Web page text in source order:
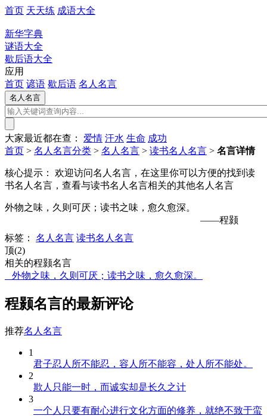
首页 天天练 成语大全
新华字典
谜语大全
歇后语大全
应用
首页 谚语 歇后语 名人名言
大家最近都在查： 爱情 汗水 生命 成功
首页 > 名人名言分类 > 名人名言 > 读书名人名言 > 名言详情
核心提示：
欢迎访问名人名言，在这里你可以方便的找到读
书名人名言，查看与读书名人名言相关的其他名人名言
外物之味，久则可厌；读书之味，愈久愈深。
——程颢
标签：
名人名言 读书名人名言
顶(2)
相关的程颢名言
外物之味，久则可厌；读书之味，愈久愈深。
程颢名言的最新评论
推荐名人名言
1
君子忍人所不能忍，容人所不能容，处人所不能处。
2
欺人只能一时，而诚实却是长久之计
3
一个人只要有耐心进行文化方面的修养，就绝不致于蛮